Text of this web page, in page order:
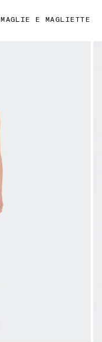
MAGLIE E MAGLIETTE